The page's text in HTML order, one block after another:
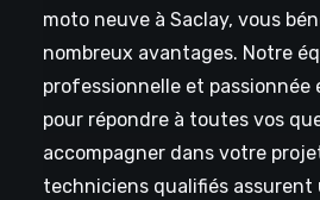
moto neuve à Saclay, vous
nombreux avantages. Notre
professionnelle et passionnée
pour répondre à toutes vos
accompagner dans votre
techniciens qualifiés assurent